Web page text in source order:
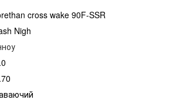
cross wake 90F-SSR
Nigh